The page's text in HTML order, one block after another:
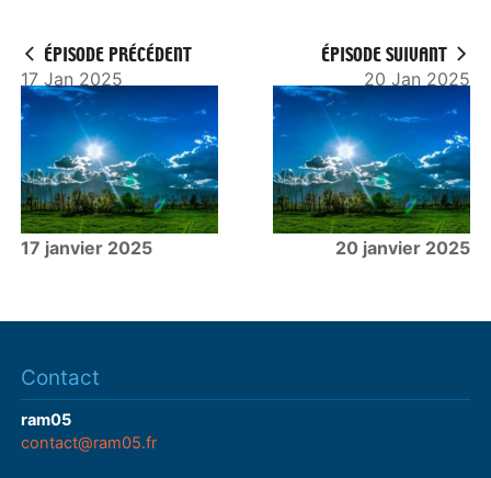
y
ÉPISODE PRÉCÉDENT
17 Jan 2025
17 janvier 2025
ÉPISODE SUIVANT
20 Jan 2025
20 janvier 2025
Contact
ram05
contact@ram05.fr